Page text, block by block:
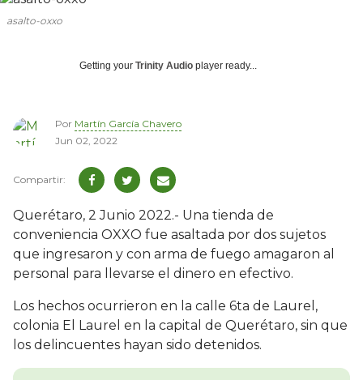
asalto-oxxo
Getting your Trinity Audio player ready...
Por Martín García Chavero
Jun 02, 2022
Querétaro, 2 Junio 2022.- Una tienda de
conveniencia OXXO fue asaltada por dos sujetos
que ingresaron y con arma de fuego amagaron al
personal para llevarse el dinero en efectivo.
Los hechos ocurrieron en la calle 6ta de Laurel,
colonia El Laurel en la capital de Querétaro, sin que
los delincuentes hayan sido detenidos.